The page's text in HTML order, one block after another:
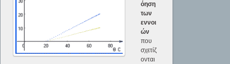
όηση
των
εννοι
ών
που
σχετίζ
ονται